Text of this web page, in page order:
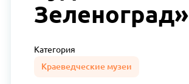
Зеленоград»
Категория
Краеведческие музеи